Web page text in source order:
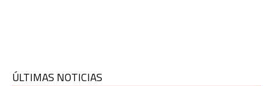
ÚLTIMAS NOTICIAS